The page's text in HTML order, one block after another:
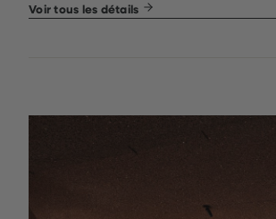
Voir tous les détails